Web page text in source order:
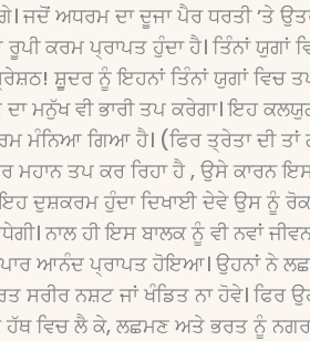
ਜਦੋਂ ਅਧਰਮ ਦਾ ਦੂਜਾ ਪੈਰ ਧਰਤੀ ’ਤੇ
ਕਰਮ ਪ੍ਰਾਪਤ ਹੁੰਦਾ ਹੈ। ਤਿੰਨਾਂ ਯੁਗਾਂ
ਸ਼ੂੁਦਰ ਨੂੰ ਇਹਨਾਂ ਤਿੰਨਾਂ ਯੁਗਾਂ ਵਿਚ
ਮਨੁੱਖ ਵੀ ਭਾਰੀ ਤਪ ਕਰੇਗਾ। ਇਹ
ਮੰਨਿਆ ਗਿਆ ਹੈ। (ਫਿਰ ਤ੍ਰੇਤਾ ਦੀ ਤਾਂ
ਮਹਾਨ ਤਪ ਕਰ ਰਿਹਾ ਹੈ , ਉਸੇ ਕਾਰਨ
ਦੁਸ਼ਕਰਮ ਹੁੰਦਾ ਦਿਖਾਈ ਦੇਵੇ ਉਸ ਨੂੰ
ਨਾਲ ਹੀ ਇਸ ਬਾਲਕ ਨੂੰ ਵੀ ਨਵਾਂ ਜੀਵਨ
ਆਨੰਦ ਪ੍ਰਾਪਤ ਹੋਇਆ। ਉਹਨਾਂ ਨੇ
ਸਰੀਰ ਨਸ਼ਟ ਜਾਂ ਖੰਡਿਤ ਨਾ ਹੋਵੇ। ਫਿਰ
ਵਿਚ ਲੈ ਕੇ, ਲਛਮਣ ਅਤੇ ਭਰਤ ਨੂੰ